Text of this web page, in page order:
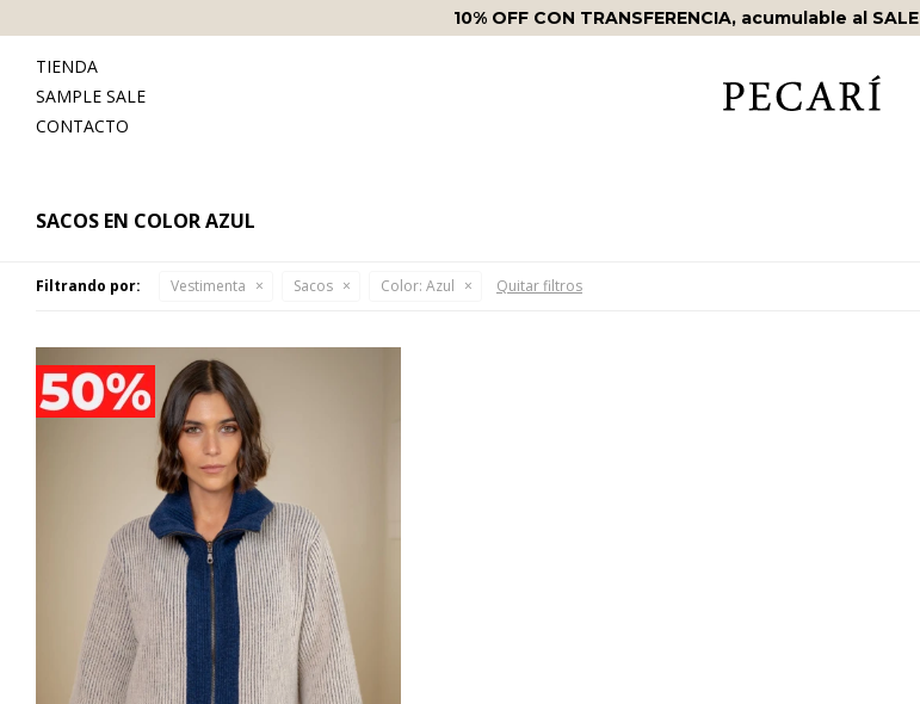
10% OFF CON TRANSFERENCIA, acumulable al SALE
TIENDA
SAMPLE SALE
CONTACTO
SACOS EN COLOR AZUL
Filtrando por: Vestimenta Sacos Color: Azul Quitar filtros